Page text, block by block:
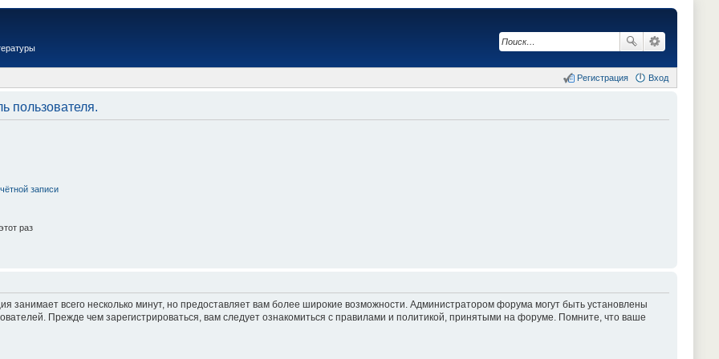
Вход
Регистрация
пользователя.
записи
раз
занимает всего несколько минут, но предоставляет вам более широкие возможности. Администратором форума могут быть установлены
Прежде чем зарегистрироваться, вам следует ознакомиться с правилами и политикой, принятыми на форуме. Помните, что ваше